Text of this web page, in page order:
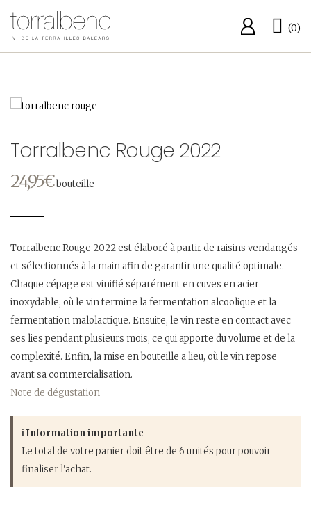
(0)
Torralbenc Rouge 2022
24,95€bouteille
Torralbenc Rouge 2022 est élaboré à partir de raisins vendangés
et sélectionnés à la main afin de garantir une qualité optimale.
Chaque cépage est vinifié séparément en cuves en acier
inoxydable, où le vin termine la fermentation alcoolique et la
fermentation malolactique. Ensuite, le vin reste en contact avec
ses lies pendant plusieurs mois, ce qui apporte du volume et de la
complexité. Enfin, la mise en bouteille a lieu, où le vin repose
avant sa commercialisation.
Note de dégustation
ℹ Information importante
Le total de votre panier doit être de 6 unités pour pouvoir
finaliser l'achat.